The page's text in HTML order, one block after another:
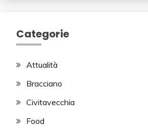
Categorie
Attualità
Bracciano
Civitavecchia
Food